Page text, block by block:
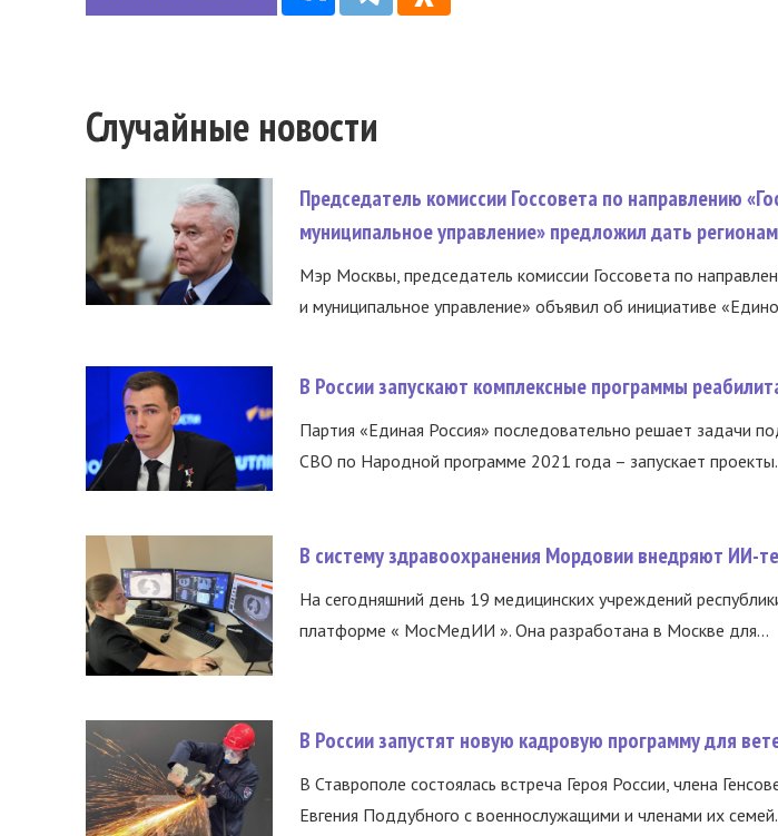
Случайные новости
Председатель комиссии Госсовета по направлению
муниципальное управление» предложил дать
Мэр Москвы, председатель комиссии Госсовета по
и муниципальное управление» объявил об инициативе
В России запускают комплексные программы
Партия «Единая Россия» последовательно решает задачи
СВО по Народной программе 2021 года – запускает
В систему здравоохранения Мордовии внедряют ИИ-
На сегодняшний день 19 медицинских учреждений
платформе « МосМедИИ ». Она разработана в Москве для...
В России запустят новую кадровую программу для
В Ставрополе состоялась встреча Героя России, члена
Евгения Поддубного с военнослужащими и членами их